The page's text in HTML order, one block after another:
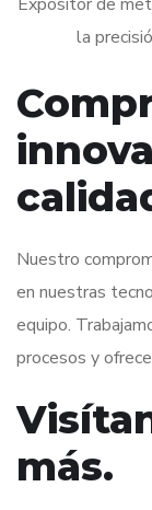
la
Nuestro
en nuestras
equipo.
procesos y
más.